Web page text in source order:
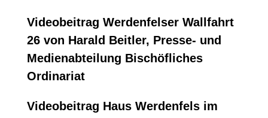
Videobeitrag Werdenfelser Wallfahrt
26von Harald Beitler, Presse- und
Medienabteilung Bischöfliches
Ordinariat
Videobeitrag Haus Werdenfels im